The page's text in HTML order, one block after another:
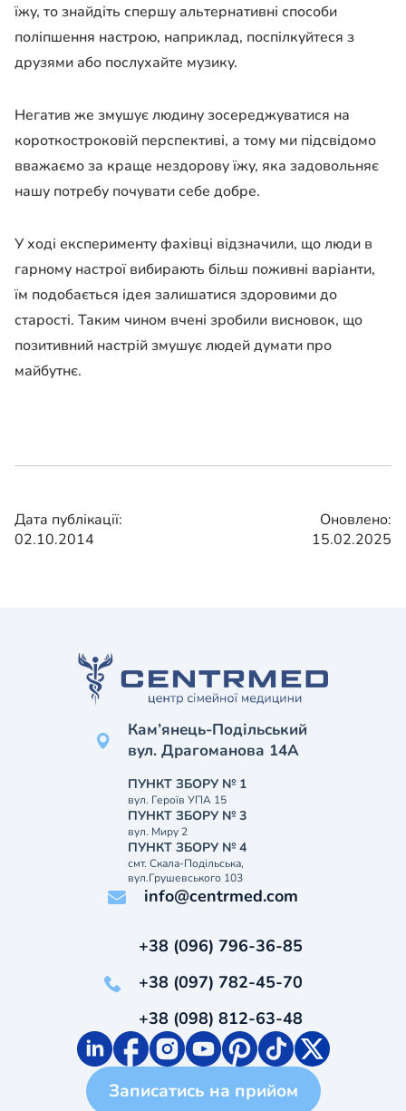
їжу, то знайдіть спершу альтернативні способи
поліпшення настрою, наприклад, поспілкуйтеся з
друзями або послухайте музику.
Негатив же змушує людину зосереджуватися на
короткостроковій перспективі, а тому ми підсвідомо
вважаємо за краще нездорову їжу, яка задовольняє
нашу потребу почувати себе добре.
У ході експерименту фахівці відзначили, що люди в
гарному настрої вибирають більш поживні варіанти,
їм подобається ідея залишатися здоровими до
старості. Таким чином вчені зробили висновок, що
позитивний настрій змушує людей думати про
майбутнє.
Дата публікації:
02.10.2014
Оновлено:
15.02.2025
Кам’янець-Подільський
вул. Драгоманова 14А
ПУНКТ ЗБОРУ № 1
вул. Героїв УПА 15
ПУНКТ ЗБОРУ № 3
вул. Миру 2
ПУНКТ ЗБОРУ № 4
смт. Скала-Подільська,
вул.Грушевського 103
info@centrmed.com
+38 (096) 796-36-85
+38 (097) 782-45-70
+38 (098) 812-63-48
Записатись на прийом